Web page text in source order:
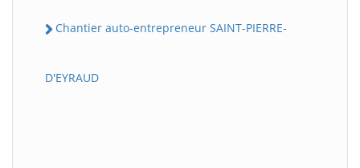
Chantier auto-entrepreneur SAINT-PIERRE-
D'EYRAUD